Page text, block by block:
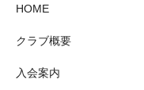
HOME
クラブ概要
入会案内